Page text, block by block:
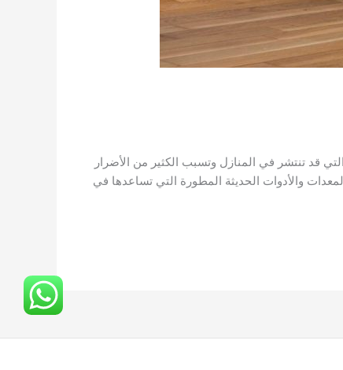
تنتشر في المنازل وتسبب الكثير من الأضرار
والأدوات الحديثة المطورة التي تساعدها في